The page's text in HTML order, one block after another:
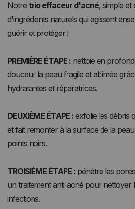
Notre trio effaceur d'acné, simple et
d'ingrédients naturels qui agissent
guérir et protéger !
PREMIÈRE ÉTAPE : nettoie en
douceur la peau fragile et abîmée
hydratantes et réparatrices.
DEUXIÈME ÉTAPE : exfolie les débris
et fait remonter à la surface de la
points noirs.
TROISIÈME ÉTAPE : pénètre les
un traitement anti-acné pour nettoyer
infections.